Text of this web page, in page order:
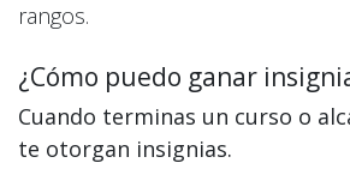
rangos.
¿Cómo puedo ganar
Cuando terminas un curso o
te otorgan insignias.